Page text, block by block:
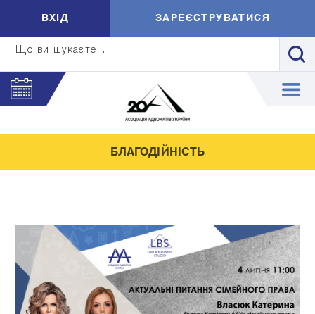
Що ви шукаєте...
ВXIД ЗАРЕЄСТРУВАТИСЯ
БЛАГОДІЙНІСТЬ